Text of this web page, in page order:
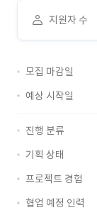
지원자 수
모집 마감일
예상 시작일
진행 분류
기획 상태
프로젝트 경험
협업 예정 인력